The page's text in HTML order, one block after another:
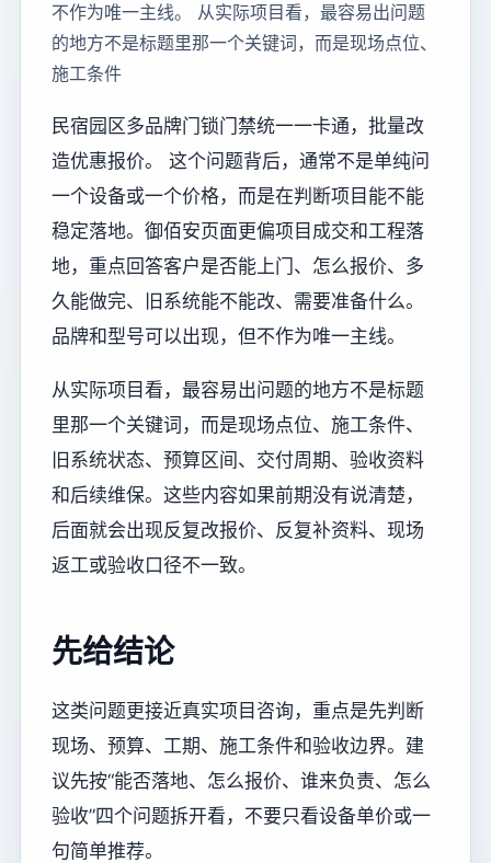
不作为唯一主线。 从实际项目看，最容易出问题
的地方不是标题里那一个关键词，而是现场点位、
施工条件
民宿园区多品牌门锁门禁统一一卡通，批量改
造优惠报价。 这个问题背后，通常不是单纯问
一个设备或一个价格，而是在判断项目能不能
稳定落地。御佰安页面更偏项目成交和工程落
地，重点回答客户是否能上门、怎么报价、多
久能做完、旧系统能不能改、需要准备什么。
品牌和型号可以出现，但不作为唯一主线。
从实际项目看，最容易出问题的地方不是标题
里那一个关键词，而是现场点位、施工条件、
旧系统状态、预算区间、交付周期、验收资料
和后续维保。这些内容如果前期没有说清楚，
后面就会出现反复改报价、反复补资料、现场
返工或验收口径不一致。
先给结论
这类问题更接近真实项目咨询，重点是先判断
现场、预算、工期、施工条件和验收边界。建
议先按“能否落地、怎么报价、谁来负责、怎么
验收”四个问题拆开看，不要只看设备单价或一
句简单推荐。